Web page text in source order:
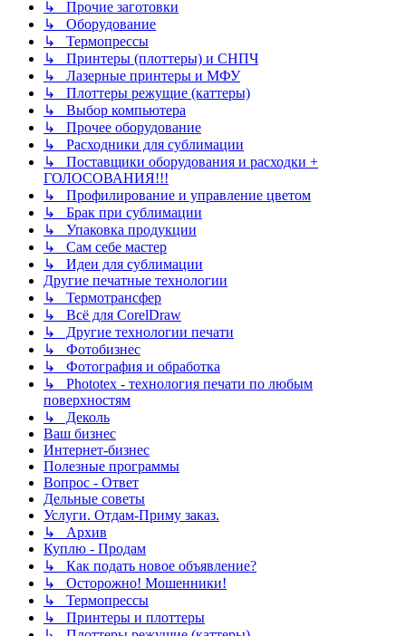
↳ Прочие заготовки
↳ Оборудование
↳ Термопрессы
↳ Принтеры (плоттеры) и СНПЧ
↳ Лазерные принтеры и МФУ
↳ Плоттеры режущие (каттеры)
↳ Выбор компьютера
↳ Прочее оборудование
↳ Расходники для сублимации
↳ Поставщики оборудования и расходки +
ГОЛОСОВАНИЯ!!!
↳ Профилирование и управление цветом
↳ Брак при сублимации
↳ Упаковка продукции
↳ Сам себе мастер
↳ Идеи для сублимации
Другие печатные технологии
↳ Термотрансфер
↳ Всё для CorelDraw
↳ Другие технологии печати
↳ Фотобизнес
↳ Фотография и обработка
↳ Phototex - технология печати по любым
поверхностям
↳ Деколь
Ваш бизнес
Интернет-бизнес
Полезные программы
Вопрос - Ответ
Дельные советы
Услуги. Отдам-Приму заказ.
↳ Архив
Куплю - Продам
↳ Как подать новое объявление?
↳ Осторожно! Мошенники!
↳ Термопрессы
↳ Принтеры и плоттеры